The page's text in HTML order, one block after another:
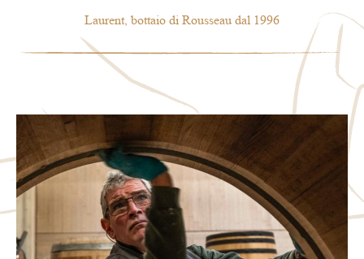
Laurent, bottaio di Rousseau dal 1996